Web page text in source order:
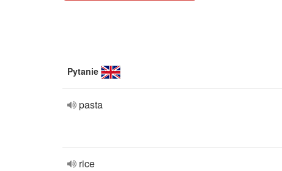
Pytanie
pasta
rice